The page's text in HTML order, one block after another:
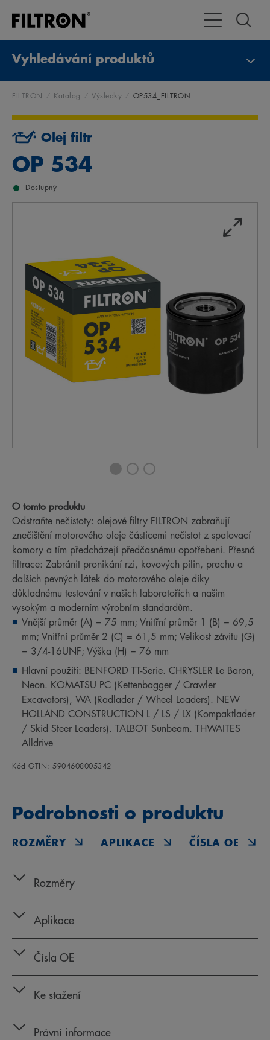
Přepnout
Vyhledávání produktů
FILTRON Katalog Výsledky OP534_FILTRON
Olej filtr
OP 534
Dostupný
O tomto produktu
Odstraňte nečistoty: olejové filtry FILTRON zabraňují
znečištění motorového oleje částicemi nečistot z spalovací
komory a tím předcházejí předčasnému opotřebení. Přesná
filtrace: Zabránit pronikání rzi, kovových pilin, prachu a
dalších pevných látek do motorového oleje díky
důkladnému testování v našich laboratořích a našim
vysokým a moderním výrobním standardům.
Vnější průměr (A) = 75 mm; Vnitřní průměr 1 (B) = 69,5
mm; Vnitřní průměr 2 (C) = 61,5 mm; Velikost závitu (G)
= 3/4-16UNF; Výška (H) = 76 mm
Hlavní použití: BENFORD TT-Serie. CHRYSLER Le Baron,
Neon. KOMATSU PC (Kettenbagger / Crawler
Excavators), WA (Radlader / Wheel Loaders). NEW
HOLLAND CONSTRUCTION L / LS / LX (Kompaktlader
/ Skid Steer Loaders). TALBOT Sunbeam. THWAITES
Alldrive
Kód GTIN: 5904608005342
Podrobnosti o produktu
ROZMĚRY APLIKACE ČÍSLA OE
Rozměry
Aplikace
Čísla OE
Ke stažení
Právní informace